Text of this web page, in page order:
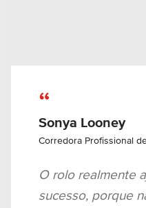
“
Sonya Looney
Corredora Profissional
O rolo realmente
sucesso, porque